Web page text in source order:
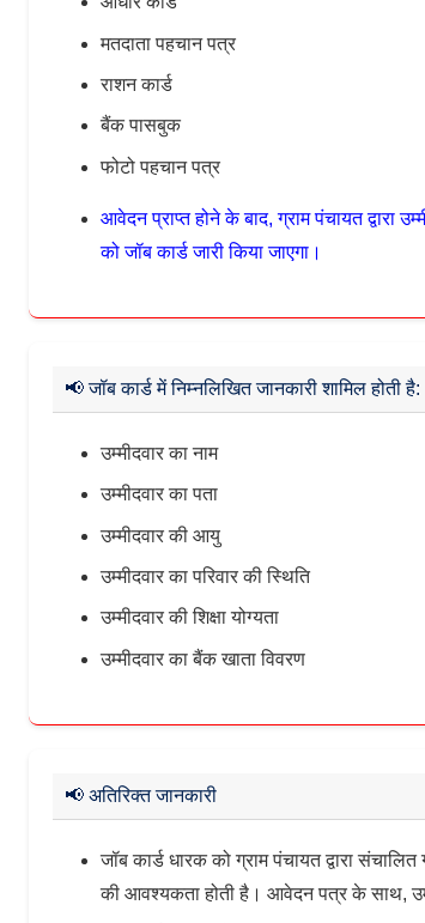
मतदाता पहचान पत्र
राशन कार्ड
बैंक पासबुक
फोटो पहचान पत्र
आवेदन प्राप्त होने के बाद, ग्राम पंचायत द्वारा
को जॉब कार्ड जारी किया जाएगा।
📢जॉब कार्ड में निम्नलिखित जानकारी शामिल होती है:
उम्मीदवार का नाम
उम्मीदवार का पता
उम्मीदवार की आयु
उम्मीदवार का परिवार की स्थिति
उम्मीदवार की शिक्षा योग्यता
उम्मीदवार का बैंक खाता विवरण
📢 अतिरिक्त जानकारी
जॉब कार्ड धारक को ग्राम पंचायत द्वारा
की आवश्यकता होती है। आवेदन पत्र के साथ,